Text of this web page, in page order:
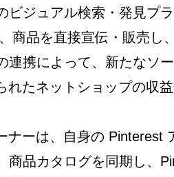
ビジュアル検索・発見プ
商品を直接宣伝・販売し
連携によって、新たなソ
れたネットショップの収
ナーは、自身の Pinterest
商品カタログを同期し、